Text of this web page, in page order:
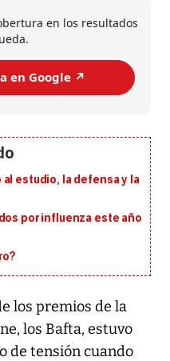
en los resultados
en Google ↗️
estudio, la defensa y la
por influenza este año
los premios de la
los Bafta, estuvo
de tensión cuando